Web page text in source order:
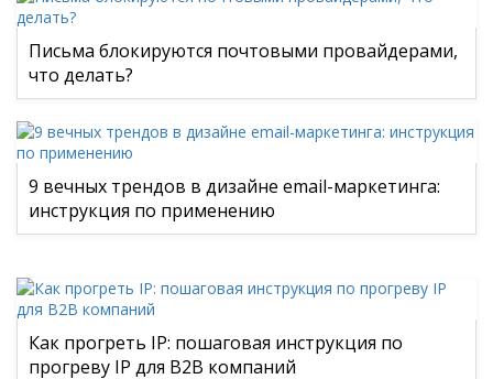
Письма блокируются почтовыми провайдерами,
что делать?
9 вечных трендов в дизайне email-маркетинга:
инструкция по применению
Как прогреть IP: пошаговая инструкция по
прогреву IP для B2B компаний